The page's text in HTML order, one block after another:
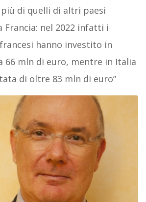
di quelli di altri paesi
Francia: nel 2022 infatti i
hanno investito in
66 mln di euro, mentre in Italia
di oltre 83 mln di euro”